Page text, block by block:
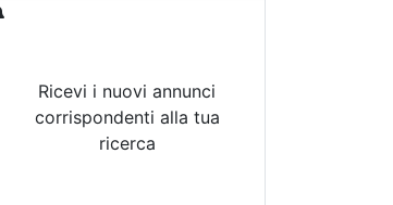
Ricevi i nuovi annunci
corrispondenti alla tua
ricerca